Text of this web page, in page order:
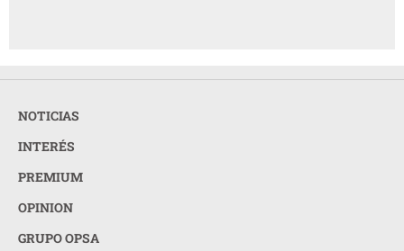
NOTICIAS
INTERÉS
PREMIUM
OPINION
GRUPO OPSA